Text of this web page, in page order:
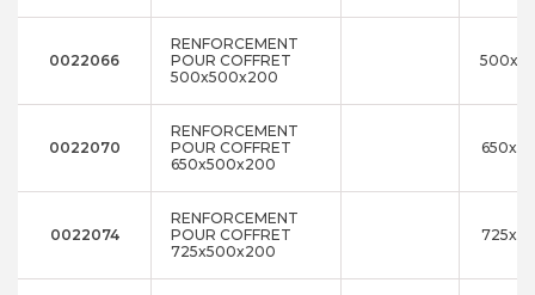
0022066
RENFORCEMENT
POUR COFFRET
500x500x200
0022070
RENFORCEMENT
POUR COFFRET
650x500x200
0022074
RENFORCEMENT
POUR COFFRET
725x500x200